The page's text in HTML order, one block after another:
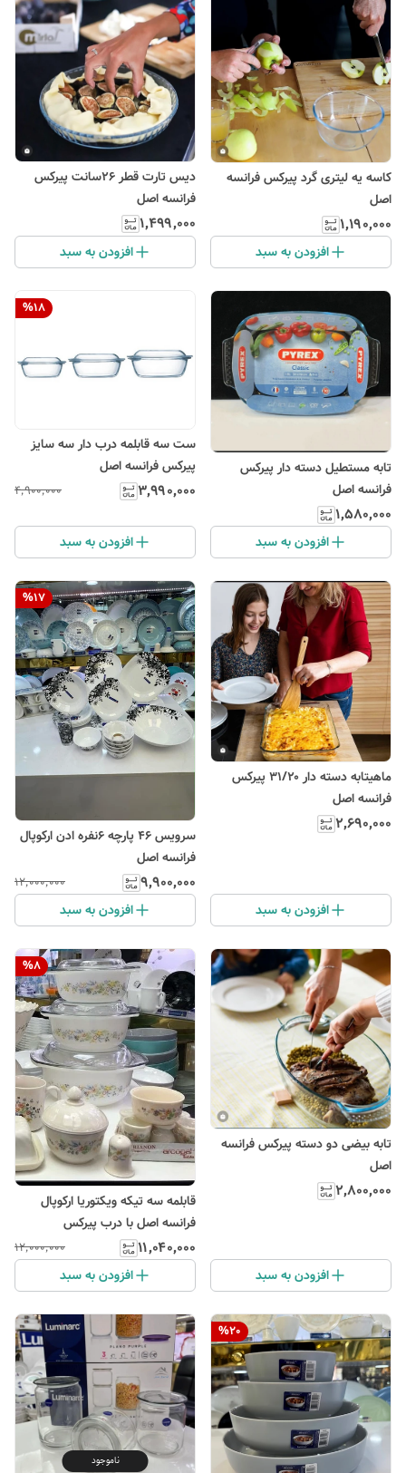
کاسه یه لیتری گرد پیرکس فرانسه
اصل
۱٬۱۹۰٬۰۰۰
افزودن به سبد
دیس تارت قطر ۲۶سانت پیرکس
فرانسه اصل
۱٬۴۹۹٬۰۰۰
افزودن به سبد
تابه مستطیل دسته دار پیرکس
فرانسه اصل
۱٬۵۸۰٬۰۰۰
افزودن به سبد
%18
ست سه قابلمه درب دار سه سایز
پیرکس فرانسه اصل
۳٬۹۹۰٬۰۰۰ ۴٬۹۰۰٬۰۰۰
افزودن به سبد
ماهیتابه دسته دار ۳۱/۲۰ پیرکس
فرانسه اصل
۲٬۶۹۰٬۰۰۰
افزودن به سبد
%17
سرویس ۴۶ پارچه ۶نفره ادن ارکوپال
فرانسه اصل
۹٬۹۰۰٬۰۰۰ ۱۲٬۰۰۰٬۰۰۰
افزودن به سبد
تابه بیضی دو دسته پیرکس فرانسه
اصل
۲٬۸۰۰٬۰۰۰
افزودن به سبد
%8
قابلمه سه تیکه ویکتوریا ارکوپال
فرانسه اصل با درب پیرکس
۱۱٬۰۴۰٬۰۰۰ ۱۲٬۰۰۰٬۰۰۰
افزودن به سبد
%20
ناموجود